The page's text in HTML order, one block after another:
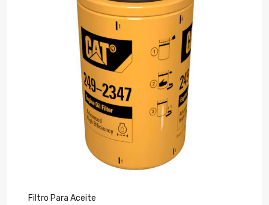
Filtro Para Aceite